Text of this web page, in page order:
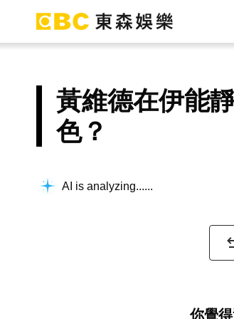
黃維德在伊能
色？
AI is analyzing...
你覺